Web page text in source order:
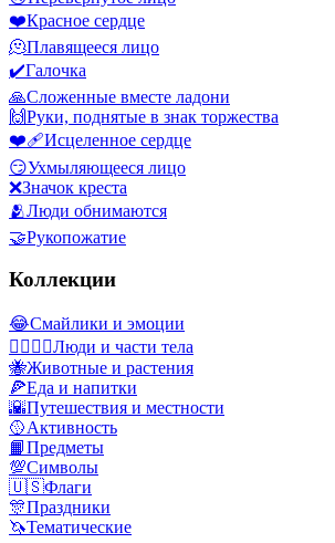
❤️Красное сердце
🫠Плавящееся лицо
✔️Галочка
🙏Сложенные вместе ладони
🙌Руки, поднятые в знак торжества
❤️‍🩹Исцеленное сердце
😏Ухмыляющееся лицо
❌Значок креста
🫂Люди обнимаются
🤝Рукопожатие
Коллекции
😂Смайлики и эмоции
👩‍❤️‍💋‍👨Люди и части тела
🐝Животные и растения
🍕Еда и напитки
🌇Путешествия и местности
🥎Активность
📙Предметы
💯Символы
🇺🇸Флаги
🎊Праздники
🦄Тематические